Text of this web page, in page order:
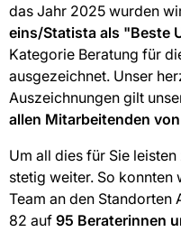
das Jahr 2025 wurden
eins/Statista als "Beste
Kategorie Beratung für
ausgezeichnet. Unser
Auszeichnungen gilt
allen Mitarbeitenden
Um all dies für Sie
stetig weiter. So konnten
Team an den Standorten
82 auf 95 Beraterinnen